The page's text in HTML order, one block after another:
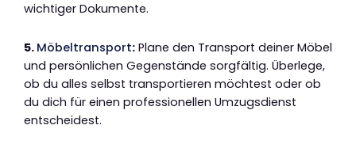
wichtiger Dokumente.
5. Möbeltransport: Plane den Transport deiner Möbel
und persönlichen Gegenstände sorgfältig. Überlege,
ob du alles selbst transportieren möchtest oder ob
du dich für einen professionellen Umzugsdienst
entscheidest.